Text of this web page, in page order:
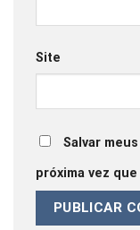
Site
Salvar
próxima vez